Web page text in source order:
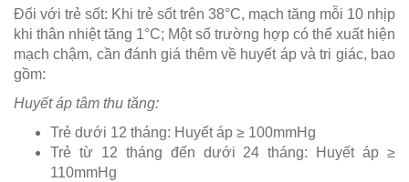
Đối với trẻ sốt: Khi trẻ sốt trên 38°C, mạch tăng mỗi 10 nhịp
khi thân nhiệt tăng 1°C; Một số trường hợp có thể xuất hiện
mạch chậm, cần đánh giá thêm về huyết áp và tri giác, bao
gồm:
Huyết áp tâm thu tăng:
Trẻ dưới 12 tháng: Huyết áp ≥ 100mmHg
Trẻ từ 12 tháng đến dưới 24 tháng: Huyết áp ≥
110mmHg